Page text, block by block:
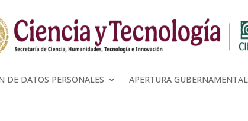
DE DATOS PERSONALES APERTURA GUBERNAMENTAL